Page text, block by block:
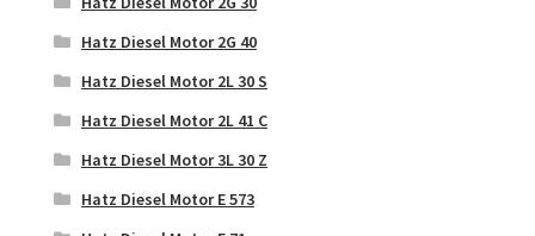
Hatz Diesel Motor 2G 40
Hatz Diesel Motor 2L 30 S
Hatz Diesel Motor 2L 41 C
Hatz Diesel Motor 3L 30 Z
Hatz Diesel Motor E 573